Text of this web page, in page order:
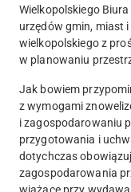
Wielkopolskiego
urzędów gmin, miast
wielkopolskiego z
w planowaniu
Jak bowiem
z wymogami
i zagospodarowaniu
przygotowania i
dotychczas
zagospodarowania
wiążące przy